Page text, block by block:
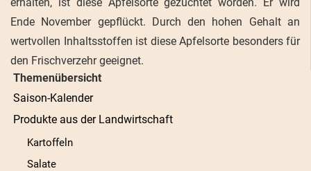
Ende November gepflückt. Durch den hohen Gehalt an
wertvollen Inhaltsstoffen ist diese Apfelsorte besonders für
den Frischverzehr geeignet.
Themenübersicht
Saison-Kalender
Produkte aus der Landwirtschaft
Kartoffeln
Salate